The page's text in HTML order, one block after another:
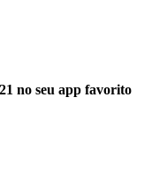
no seu app favorito